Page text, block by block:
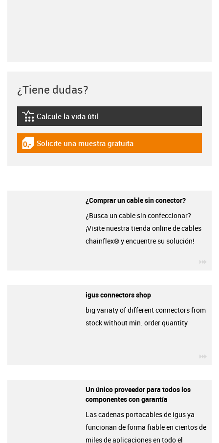
¿Tiene dudas?
igus-icon-lebensdauerrechner
Calcule la vida útil
igus-icon-gratismuster
Solicite una muestra gratuita
¿Comprar un cable sin conector?
¿Busca un cable sin confeccionar?
¡Visite nuestra tienda online de cables
chainflex® y encuentre su solución!
igus connectors shop
big variaty of different connectors from
stock without min. order quantity
Un único proveedor para todos los
componentes con garantía
Las cadenas portacables de igus ya
funcionan de forma fiable en cientos de
miles de aplicaciones en todo el